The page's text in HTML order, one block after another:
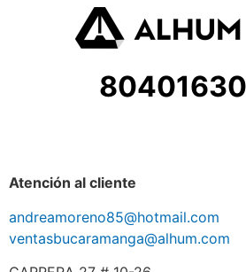
Atención al cliente
andreamoreno85@hotmail.com
ventasbucaramanga@alhum.com